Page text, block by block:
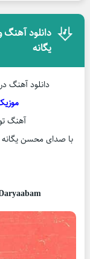
دانلود
یگانه
دانلود آهنگ
آهنگ